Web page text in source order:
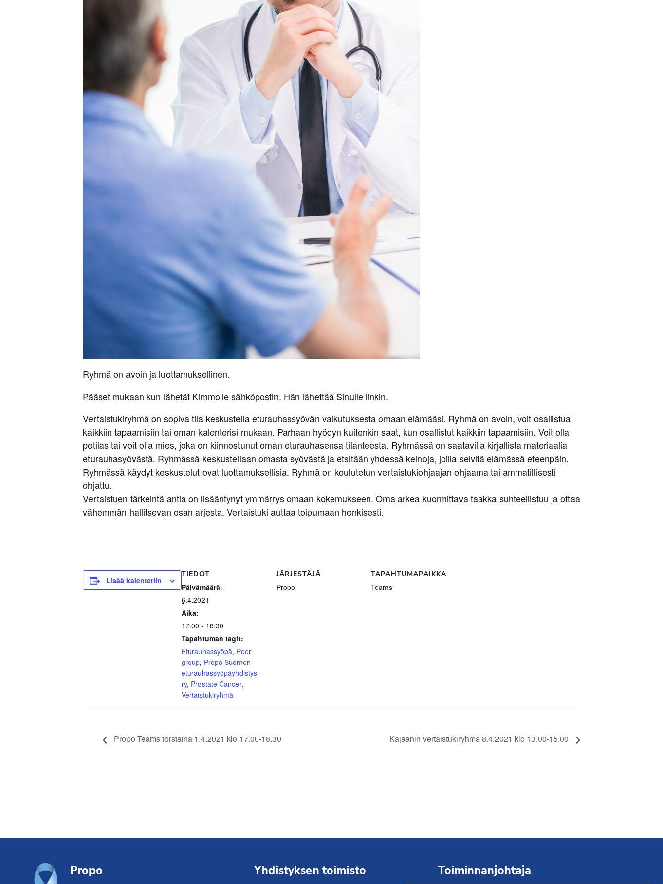
Ryhmä on avoin ja luottamuksellinen.
Pääset mukaan kun lähetät Kimmolle sähköpostin. Hän lähettää Sinulle linkin.
Vertaistukiryhmä on sopiva tila keskustella eturauhassyövän vaikutuksesta omaan elämääsi. Ryhmä on avoin, voit osallistua
kaikkiin tapaamisiin tai oman kalenterisi mukaan. Parhaan hyödyn kuitenkin saat, kun osallistut kaikkiin tapaamisiin. Voit olla
potilas tai voit olla mies, joka on kiinnostunut oman eturauhasensa tilanteesta. Ryhmässä on saatavilla kirjallista materiaalia
eturauhasyövästä. Ryhmässä keskustellaan omasta syövästä ja etsitään yhdessä keinoja, joilla selvitä elämässä eteenpäin.
Ryhmässä käydyt keskustelut ovat luottamuksellisia. Ryhmä on koulutetun vertaistukiohjaajan ohjaama tai ammatillisesti
ohjattu.
Vertaistuen tärkeintä antia on lisääntynyt ymmärrys omaan kokemukseen. Oma arkea kuormittava taakka suhteellistuu ja ottaa
vähemmän hallitsevan osan arjesta. Vertaistuki auttaa toipumaan henkisesti.
Lisää kalenteriin
TIEDOT
Päivämäärä:
6.4.2021
Aika:
17:00 - 18:30
Tapahtuman tagit:
Eturauhassyöpä, Peer
group, Propo Suomen
eturauhassyöpäyhdistys
ry, Prostate Cancer,
Vertaistukiryhmä
JÄRJESTÄJÄ
Propo
TAPAHTUMAPAIKKA
Teams
Propo Teams torstaina 1.4.2021 klo 17.00-18.30 Kajaanin vertaistukiryhmä 8.4.2021 klo 13.00-15.00
Propo Yhdistyksen toimisto Toiminnanjohtaja